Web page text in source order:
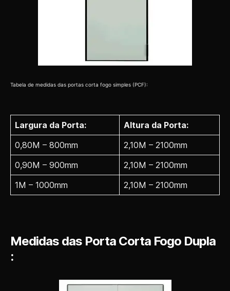
Tabela de medidas das portas corta fogo simples (PCF):
Largura da Porta:
Altura da Porta:
0,80M – 800mm
2,10M – 2100mm
0,90M – 900mm
2,10M – 2100mm
1M – 1000mm
2,10M – 2100mm
Medidas das Porta Corta Fogo Dupla
: